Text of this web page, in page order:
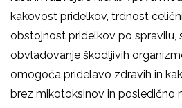
kakovost pridelkov, trdnost
obstojnost pridelkov po spravilu,
obvladovanje škodljivih
omogoča pridelavo zdravih in
brez mikotoksinov in posledično